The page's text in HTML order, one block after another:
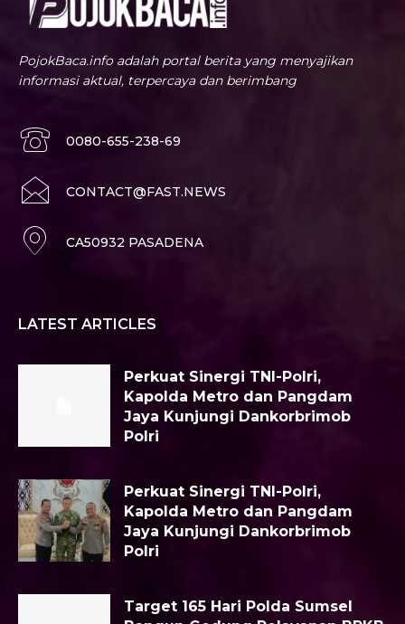
PojokBaca.info adalah portal berita yang menyajikan
informasi aktual, terpercaya dan berimbang
0080-655-238-69
CONTACT@FAST.NEWS
CA50932 PASADENA
LATEST ARTICLES
Perkuat Sinergi TNI-Polri,
Kapolda Metro dan Pangdam
Jaya Kunjungi Dankorbrimob
Polri
Perkuat Sinergi TNI-Polri,
Kapolda Metro dan Pangdam
Jaya Kunjungi Dankorbrimob
Polri
Target 165 Hari Polda Sumsel